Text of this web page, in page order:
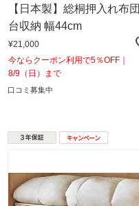
【日本製】総桐押入れ布団
台収納 幅44cm
¥21,000
今ならクーポン利用で5％OFF｜
8/9（日）まで
口コミ募集中